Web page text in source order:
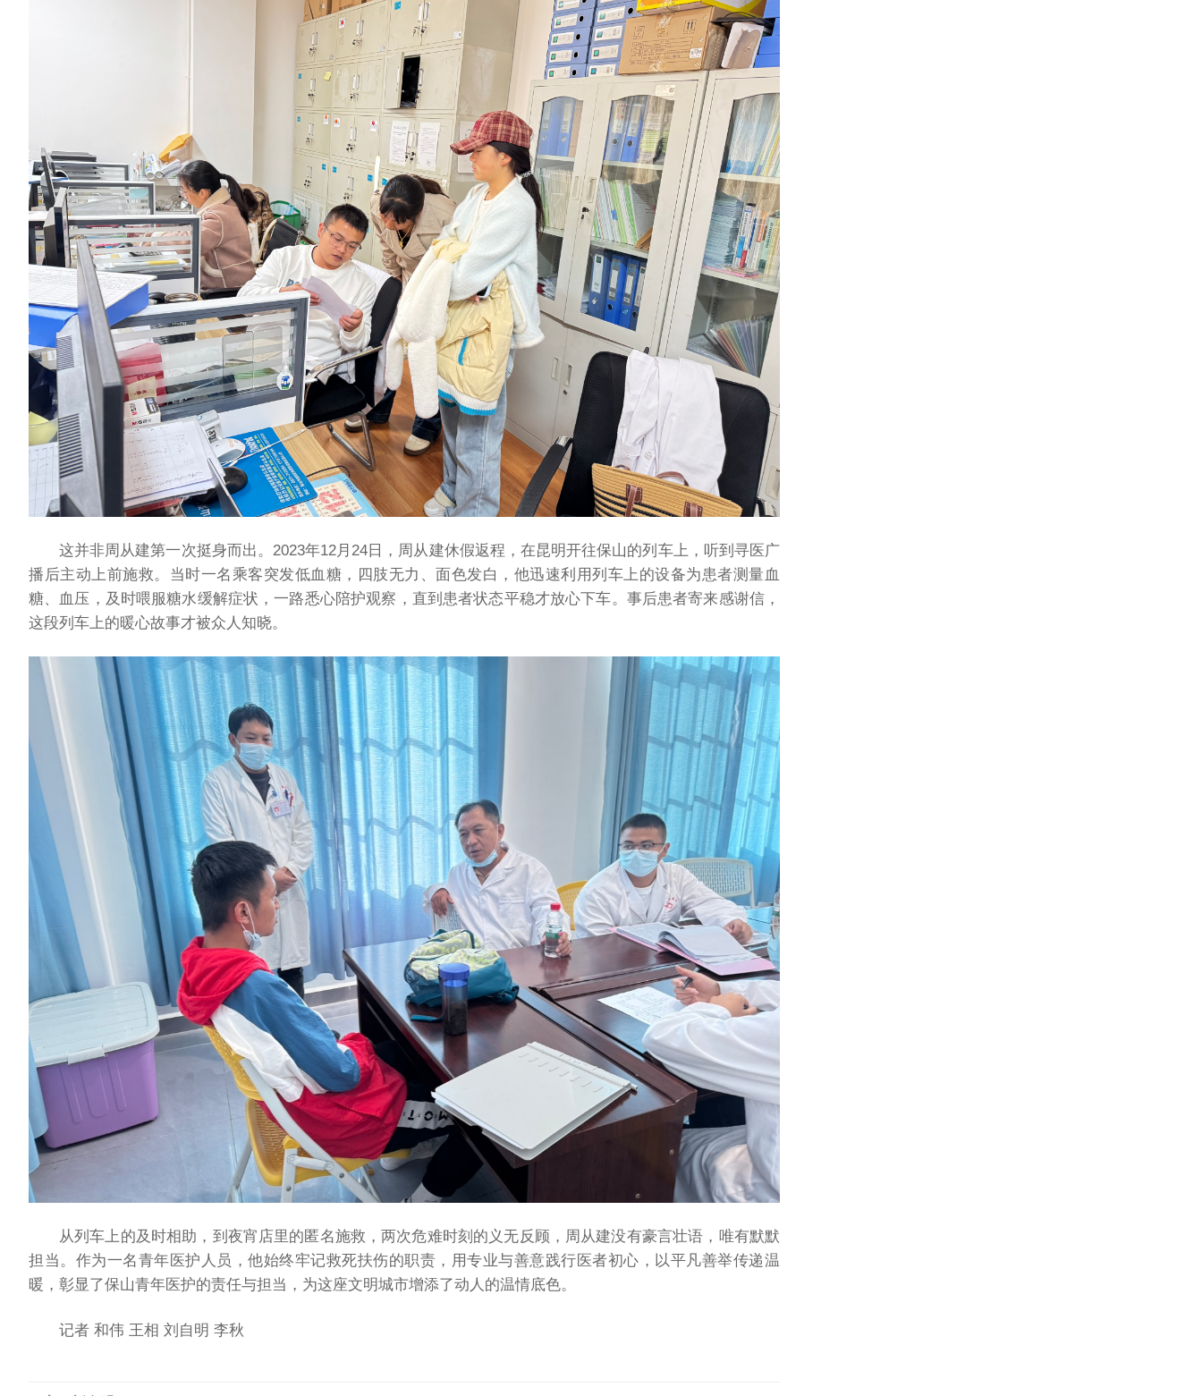
这并非周从建第一次挺身而出。2023年12月24日，周从建休假返程，在昆明开往保山的列车上，听到寻医广
播后主动上前施救。当时一名乘客突发低血糖，四肢无力、面色发白，他迅速利用列车上的设备为患者测量血
糖、血压，及时喂服糖水缓解症状，一路悉心陪护观察，直到患者状态平稳才放心下车。事后患者寄来感谢信，
这段列车上的暖心故事才被众人知晓。
从列车上的及时相助，到夜宵店里的匿名施救，两次危难时刻的义无反顾，周从建没有豪言壮语，唯有默默
担当。作为一名青年医护人员，他始终牢记救死扶伤的职责，用专业与善意践行医者初心，以平凡善举传递温
暖，彰显了保山青年医护的责任与担当，为这座文明城市增添了动人的温情底色。
记者 和伟 王相 刘自明 李秋